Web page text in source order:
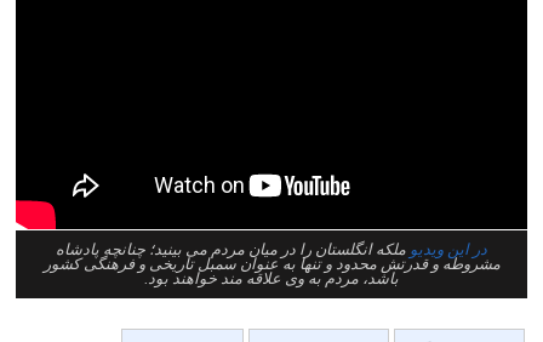
در این ویدیو ملکه انگلستان را در میان مردم می بینید؛ چنانچه پادشاه
مشروطه و قدرتش محدود و تنها به عنوان سمبل تاریخی و فرهنگی کشور
باشد، مردم به وی علاقه مند خواهند بود.